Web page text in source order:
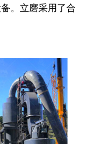
。立磨采用了合